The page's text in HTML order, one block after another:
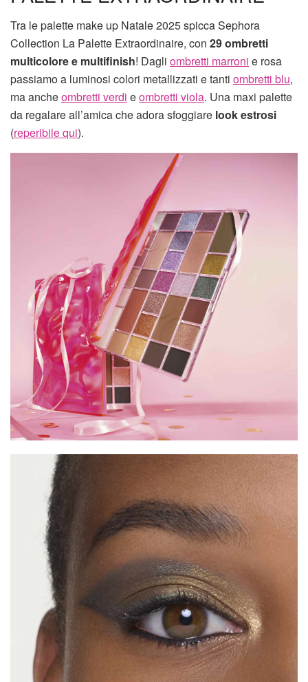
Tra le palette make up Natale 2025 spicca Sephora
Collection La Palette Extraordinaire, con 29 ombretti
multicolore e multifinish! Dagli ombretti marroni e rosa
passiamo a luminosi colori metallizzati e tanti ombretti blu,
ma ancheombretti verdi eombretti viola. Una maxi palette
da regalare all’amica che adora sfoggiare look estrosi
(reperibile qui).